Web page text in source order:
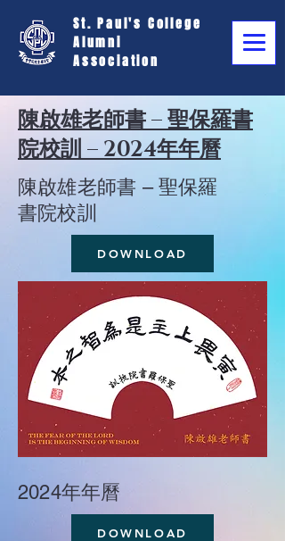
St. Paul's College
Alumni
Association
陳啟雄老師書 – 聖保羅書
院校訓 – 2024年年曆
陳啟雄老師書 – 聖保羅
書院校訓
DOWNLOAD
2024年年曆
DOWNLOAD